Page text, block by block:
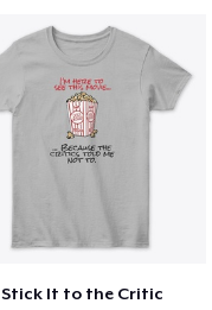
Stick It to the Critic